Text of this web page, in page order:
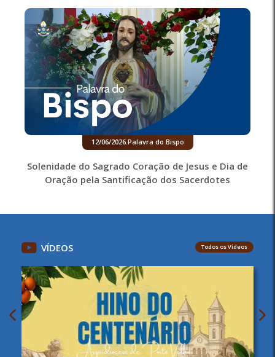
12/06/2026.Palavra do Bispo
Solenidade do Sagrado Coração de Jesus e Dia de
Oração pela Santificação dos Sacerdotes
VÍDEOS Todos os Vídeos